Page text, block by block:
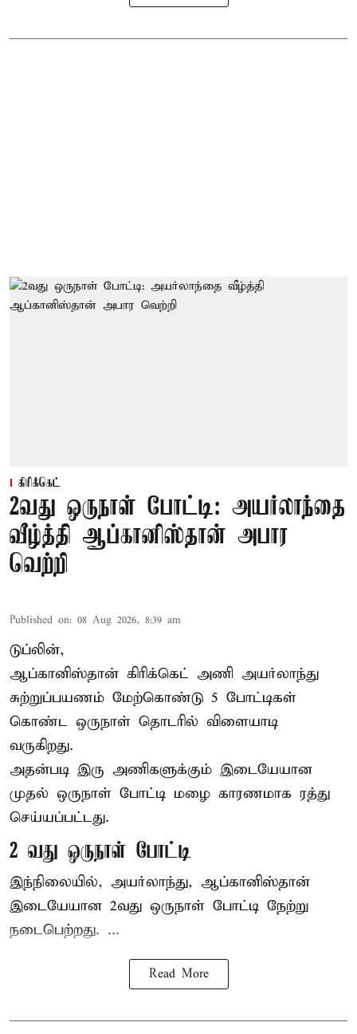
கிரிக்கெட்
2வது ஒருநாள் போட்டி: அயர்லாந்தை
வீழ்த்தி ஆப்கானிஸ்தான் அபார
வெற்றி
Published on: 08 Aug 2026, 8:39 am
டுப்லின்,
ஆப்கானிஸ்தான் கிரிக்கெட் அணி அயர்லாந்து
சுற்றுப்பயணம் மேற்கொண்டு 5 போட்டிகள்
கொண்ட ஒருநாள் தொடரில் விளையாடி
வருகிறது.
அதன்படி இரு அணிகளுக்கும் இடையேயான
முதல் ஒருநாள் போட்டி மழை காரணமாக ரத்து
செய்யப்பட்டது.
2 வது ஒருநாள் போட்டி
இந்நிலையில், அயர்லாந்து, ஆப்கானிஸ்தான்
இடையேயான 2வது ஒருநாள் போட்டி நேற்று
நடைபெற்றது. ...
Read More